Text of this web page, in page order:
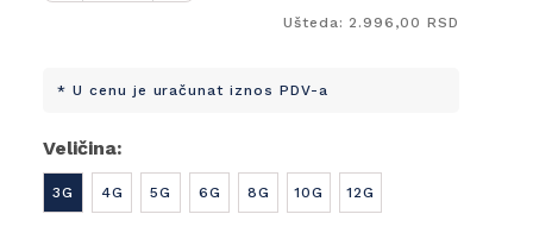
Ušteda: 2.996,00 RSD
* U cenu je uračunat iznos PDV-a
Veličina:
3G 4G 5G 6G 8G 10G 12G